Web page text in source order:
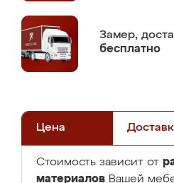
Замер,
бесплатно
Цена
Стоимость зависит от
материалов Вашей